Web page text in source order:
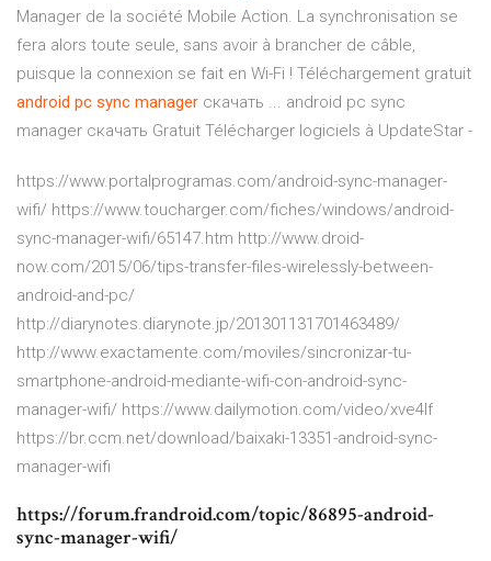
Manager de la société Mobile Action. La synchronisation se
fera alors toute seule, sans avoir à brancher de câble,
puisque la connexion se fait en Wi-Fi ! Téléchargement gratuit
android pc sync manager скачать ... android pc sync
manager скачать Gratuit Télécharger logiciels à UpdateStar -
https://www.portalprogramas.com/android-sync-manager-
wifi/ https://www.toucharger.com/fiches/windows/android-
sync-manager-wifi/65147.htm http://www.droid-
now.com/2015/06/tips-transfer-files-wirelessly-between-
android-and-pc/
http://diarynotes.diarynote.jp/201301131701463489/
http://www.exactamente.com/moviles/sincronizar-tu-
smartphone-android-mediante-wifi-con-android-sync-
manager-wifi/ https://www.dailymotion.com/video/xve4lf
https://br.ccm.net/download/baixaki-13351-android-sync-
manager-wifi
https://forum.frandroid.com/topic/86895-android-
sync-manager-wifi/